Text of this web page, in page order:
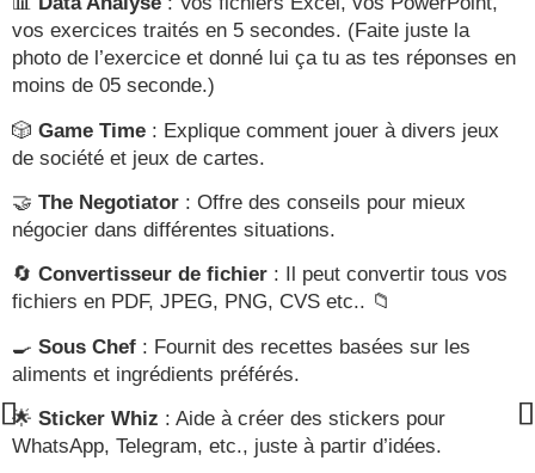
vos exercices traités en 5 secondes. (Faite juste la
photo de l’exercice et donné lui ça tu as tes réponses en
moins de 05 seconde.)
🎲 Game Time : Explique comment jouer à divers jeux
de société et jeux de cartes.
🤝 The Negotiator : Offre des conseils pour mieux
négocier dans différentes situations.
🔄 Convertisseur de fichier : Il peut convertir tous vos
fichiers en PDF, JPEG, PNG, CVS etc.. 📁
🍳 Sous Chef : Fournit des recettes basées sur les
aliments et ingrédients préférés.
🌟 Sticker Whiz : Aide à créer des stickers pour
WhatsApp, Telegram, etc., juste à partir d’idées.